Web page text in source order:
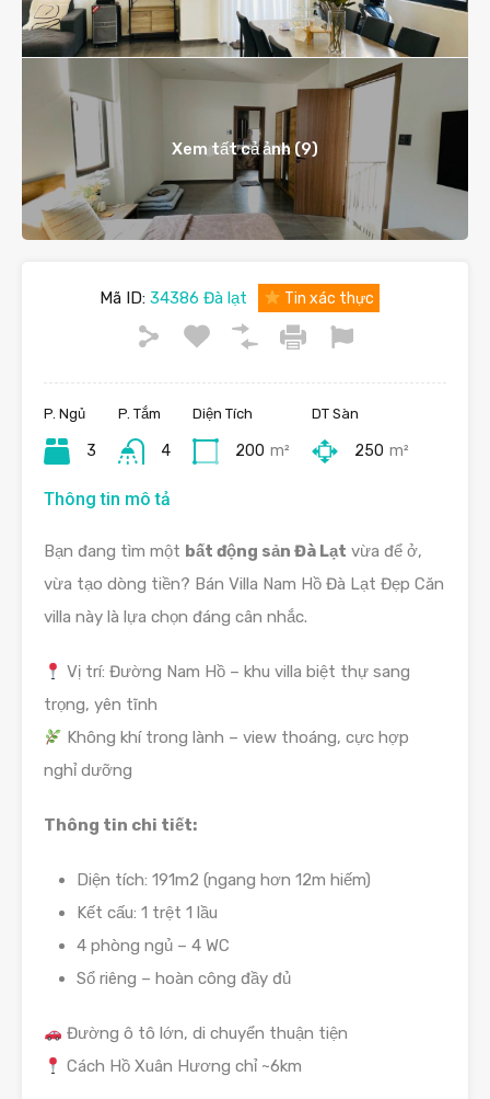
Xem tất cả ảnh (9)
Mã ID: 34386 Đà lạt Tin xác thực
P. Ngủ
3
P. Tắm
4
Diện Tích
200 m²
DT Sàn
250 m²
Thông tin mô tả
Bạn đang tìm một bất động sản Đà Lạt vừa để ở,
vừa tạo dòng tiền? Bán Villa Nam Hồ Đà Lạt Đẹp Căn
villa này là lựa chọn đáng cân nhắc.
Vị trí: Đường Nam Hồ – khu villa biệt thự sang
trọng, yên tĩnh
Không khí trong lành – view thoáng, cực hợp
nghỉ dưỡng
Thông tin chi tiết:
Diện tích: 191m2 (ngang hơn 12m hiếm)
Kết cấu: 1 trệt 1 lầu
4 phòng ngủ – 4 WC
Sổ riêng – hoàn công đầy đủ
Đường ô tô lớn, di chuyển thuận tiện
Cách Hồ Xuân Hương chỉ ~6km